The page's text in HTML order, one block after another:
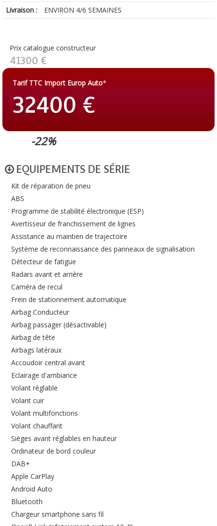
Livraison :
ENVIRON 4/6 SEMAINES
Prix catalogue constructeur
41300 €
Tarif TTC Import Europ Auto*
32400 €
-22%
EQUIPEMENTS DE SÉRIE
Kit de réparation de pneu
ABS
Programme de stabilité électronique (ESP)
Avertisseur de franchissement de lignes
Assistance au maintien de trajectoire
Système de reconnaissance des panneaux de signalisation
Détecteur de fatigue
Radars avant et arrière
Caméra de recul
Frein de stationnement automatique
Airbag Conducteur
Airbag passager (dèsactivable)
Airbag de tête
Airbags latéraux
Accoudoir central avant
Eclairage d'ambiance
Volant réglable
Volant cuir
Volant multifonctions
Volant chauffant
Sièges avant réglables en hauteur
Ordinateur de bord couleur
DAB+
Apple CarPlay
Android Auto
Bluetooth
Chargeur smartphone sans fil